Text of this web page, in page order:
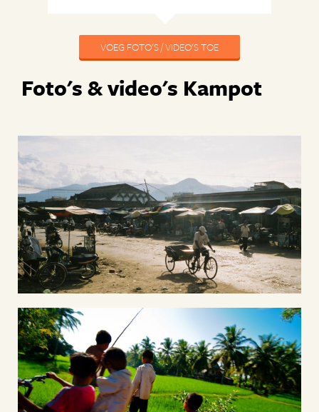
VOEG FOTO'S / VIDEO'S TOE
Foto's & video's Kampot